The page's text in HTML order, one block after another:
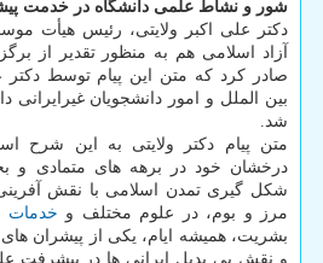
شور و نشاط علمی دانشگاه در خدمت
دکتر علی اکبر ولایتی، رئیس هیأت
آزاد اسلامی هم به منظور تقدیر از
صادر کرد که متن این پیام توسط دکتر
بین الملل و امور دانشجویان غیرایرانی
شد.
متن پیام دکتر ولایتی به این شرح
درخشان خود در برهه های متمادی و
شکل گیری تمدن اسلامی با نقش
مرز و بوم، در علوم مختلف و خدمات
بشریت، همیشه ایام، یکی از پیشران
و نقش بی بدیل ایرانی ها در پیشرفت